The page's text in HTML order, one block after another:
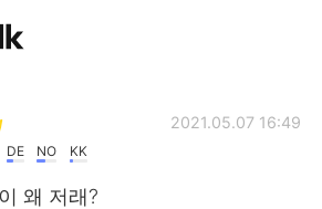
de idiomas
DE NO KK
2021.05.07 16:49
왜 저래?